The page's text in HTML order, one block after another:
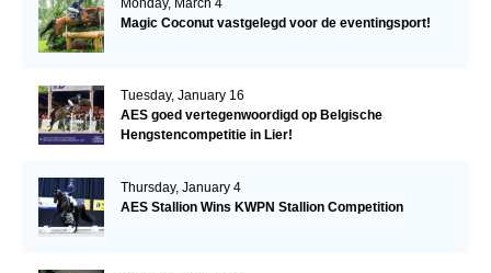
Monday, March 4
Magic Coconut vastgelegd voor de eventingsport!
Tuesday, January 16
AES goed vertegenwoordigd op Belgische
Hengstencompetitie in Lier!
Thursday, January 4
AES Stallion Wins KWPN Stallion Competition